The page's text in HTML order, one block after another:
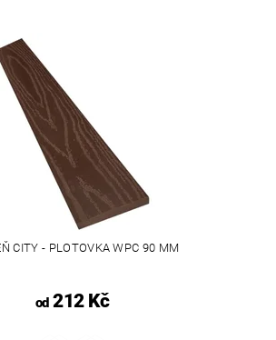
CITY - PLOTOVKA WPC 90 MM
od212 Kč